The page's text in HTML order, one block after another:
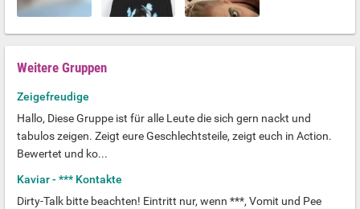
Weitere Gruppen
Zeigefreudige
Hallo, Diese Gruppe ist für alle Leute die sich gern nackt und
tabulos zeigen. Zeigt eure Geschlechtsteile, zeigt euch in Action.
Bewertet und ko...
Kaviar - *** Kontakte
Dirty-Talk bitte beachten! Eintritt nur, wenn ***, Vomit und Pee